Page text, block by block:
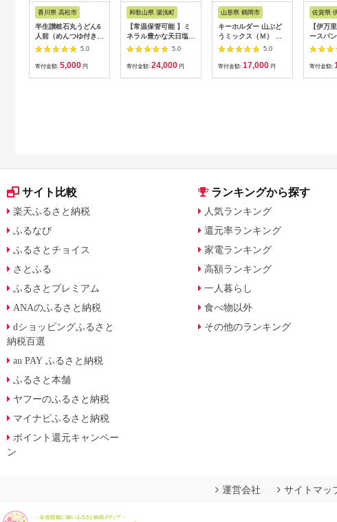
さと納税
香川県 高松市
半生讃岐石丸うどん6
人前（めんつゆ付き）
麺300g×2袋
5.0
寄付金額: 5,000 円
納税
和歌山県 湯浅町
【常温保管可能 】ミ
ネラル豊かな天日塩だ
けで漬けた無添加梅干
し2kg 梅ボーイズ｜
南高梅
5.0
寄付金額: 24,000 円
ス
山形県 鶴岡市
キーホルダー 山ぶど
うミックス（Ｍ） 山
形県鶴岡市 アトリエ
かおる | 山葡萄 雑貨
キーホルダー ギフト
5.0
寄付金額: 17,000 円
佐賀県
【伊万
ースパ
寄付金額:
サイト比較
楽天ふるさと納税
ふるなび
ふるさとチョイス
さとふる
ふるさとプレミアム
ANAのふるさと納税
dショッピングふるさと
納税百選
au PAY ふるさと納税
ふるさと本舗
ヤフーのふるさと納税
マイナビふるさと納税
ポイント還元キャンペー
ン
ランキングから探す
人気ランキング
還元率ランキング
家電ランキング
高額ランキング
一人暮らし
食べ物以外
その他のランキング
運営会社 サイトマッ